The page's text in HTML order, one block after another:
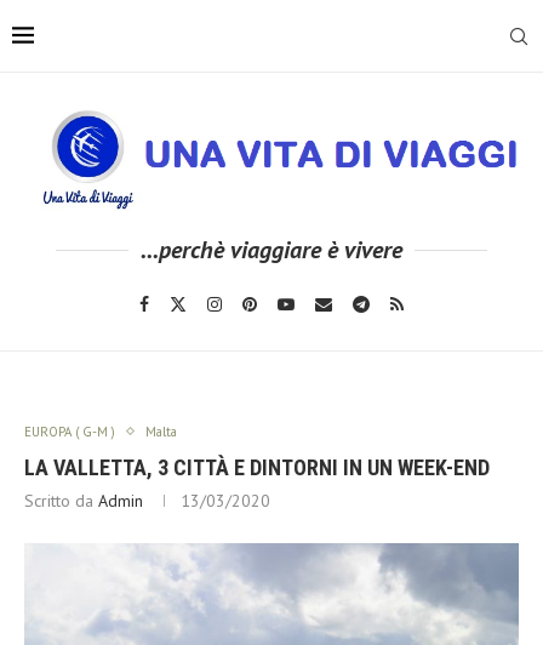
...perchè viaggiare è vivere
EUROPA ( G-M ) Malta
LA VALLETTA, 3 CITTÀ E DINTORNI IN UN WEEK-END
Scritto da Admin 13/03/2020